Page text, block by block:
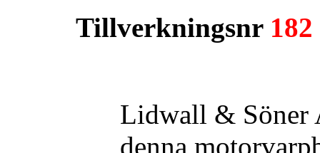
Tillverkningsnr 182
Lidwall & Söner
denna